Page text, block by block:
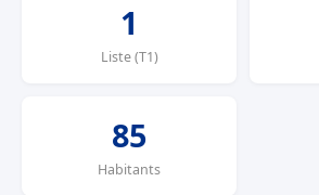
1
Liste (T1)
85
Habitants